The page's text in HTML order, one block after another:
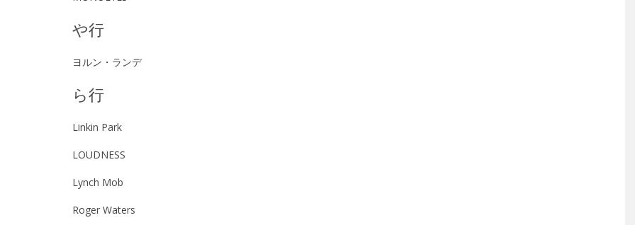
や行
ヨルン・ランデ
ら行
Linkin Park
LOUDNESS
Lynch Mob
Roger Waters